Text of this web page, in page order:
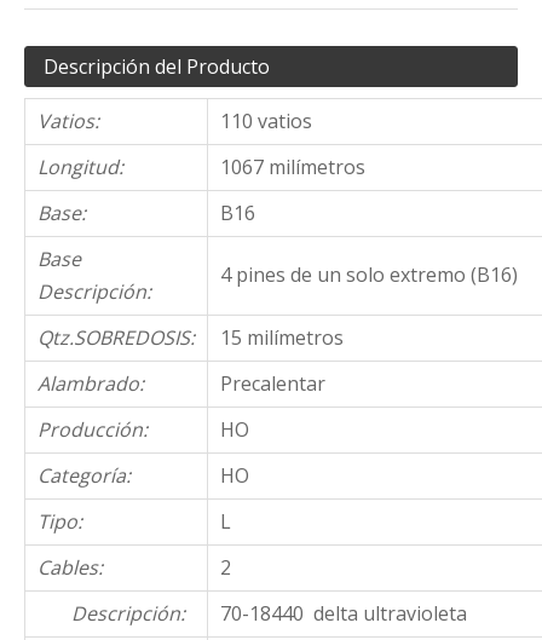
Descripción del Producto
Vatios:
110 vatios
Longitud:
1067 milímetros
Base:
B16
Base
Descripción:
4 pines de un solo extremo (B16)
Qtz.SOBREDOSIS:
15 milímetros
Alambrado:
Precalentar
Producción:
HO
Categoría:
HO
Tipo:
L
Cables:
2
Descripción:
70-18440 delta ultravioleta